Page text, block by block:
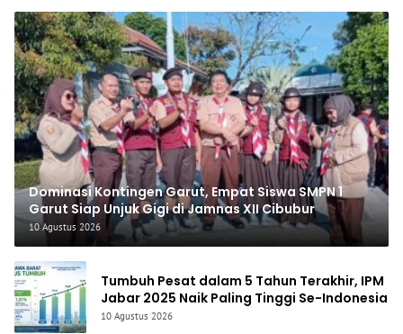
Dominasi Kontingen Garut, Empat Siswa SMPN 1
Garut Siap Unjuk Gigi di Jamnas XII Cibubur
10 Agustus 2026
Tumbuh Pesat dalam 5 Tahun Terakhir, IPM
Jabar 2025 Naik Paling Tinggi Se-Indonesia
10 Agustus 2026